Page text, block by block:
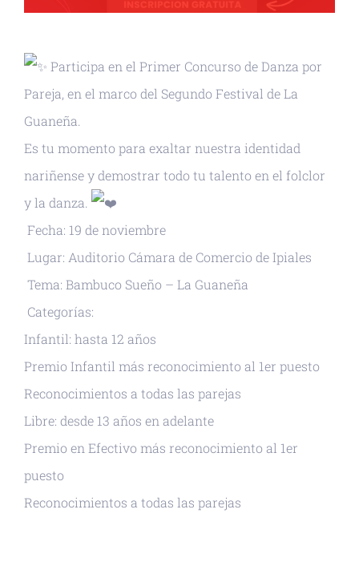
Participa en el Primer Concurso de Danza por
Pareja, en el marco del Segundo Festival de La
Guaneña.
Es tu momento para exaltar nuestra identidad
nariñense y demostrar todo tu talento en el folclor
y la danza.
Fecha: 19 de noviembre
Lugar: Auditorio Cámara de Comercio de Ipiales
Tema: Bambuco Sueño – La Guaneña
Categorías:
Infantil: hasta 12 años
Premio Infantil más reconocimiento al 1er puesto
Reconocimientos a todas las parejas
Libre: desde 13 años en adelante
Premio en Efectivo más reconocimiento al 1er
puesto
Reconocimientos a todas las parejas